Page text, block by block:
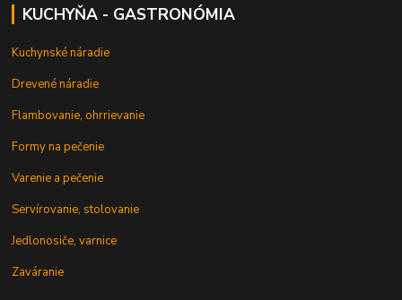
KUCHYŇA - GASTRONÓMIA
Kuchynské náradie
Drevené náradie
Flambovanie, ohrrievanie
Formy na pečenie
Varenie a pečenie
Servírovanie, stolovanie
Jedlonosiče, varnice
Zaváranie